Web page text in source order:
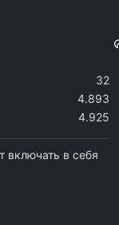
32
4.893
4.925
включать в себя